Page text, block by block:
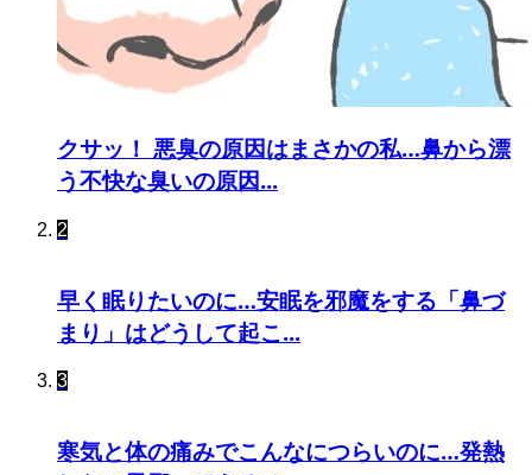
クサッ！ 悪臭の原因はまさかの私…鼻から漂
う不快な臭いの原因...
2
早く眠りたいのに…安眠を邪魔をする「鼻づ
まり」はどうして起こ...
3
寒気と体の痛みでこんなにつらいのに…発熱